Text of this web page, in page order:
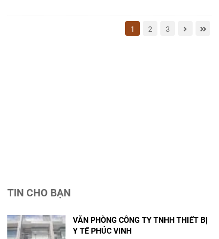
1 2 3
TIN CHO BẠN
VĂN PHÒNG CÔNG TY TNHH THIẾT BỊ
Y TẾ PHÚC VINH